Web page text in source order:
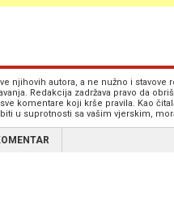
njihovih autora, a ne nužno i
Redakcija zadržava pravo da
komentare koji krše pravila. Kao
u suprotnosti sa vašim vjerskim,